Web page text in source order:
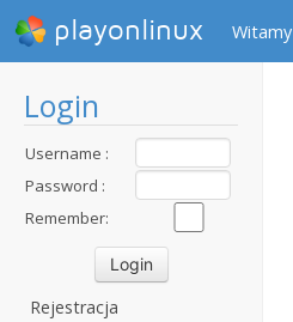
playonlinux Witamy
Login
Username :
Password :
Remember:
Rejestracja